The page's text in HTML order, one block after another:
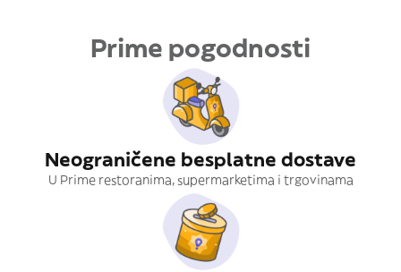
Prime pogodnosti
Neograničene besplatne dostave
U Prime restoranima, supermarketima i trgovinama